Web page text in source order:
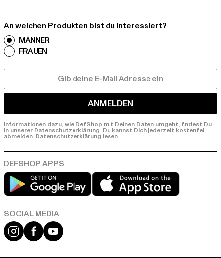
An welchen Produkten bist du interessiert?
MÄNNER
FRAUEN
ANMELDEN
Informationen dazu, wie DefShop mit Deinen Daten umgeht, findest Du
in unserer Datenschutzerklärung. Du kannst Dich jederzeit kostenfei
abmelden. Datenschutzerklärung lesen.
Play market
App store
Instagram
FacebookYouTube